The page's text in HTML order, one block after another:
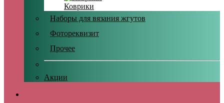
Коврики
Наборы для вязания жгутов
Фотореквизит
Прочее
Акции